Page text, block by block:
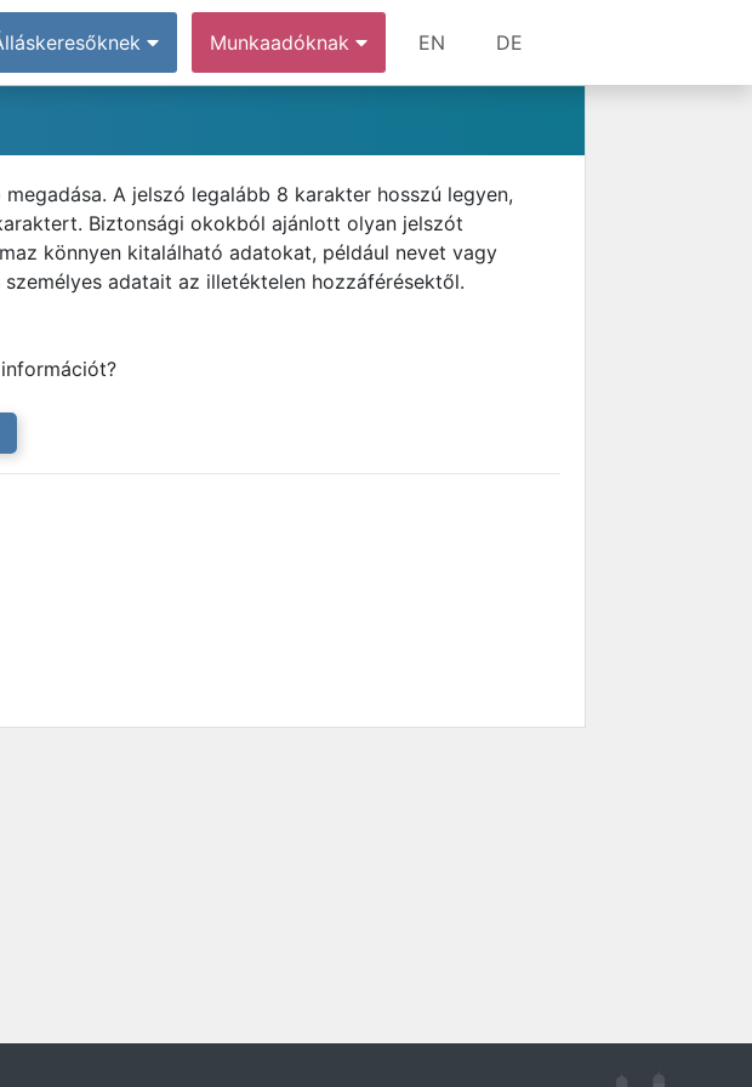
Munkaadóknak EN DE
A jelszó legalább 8 karakter hosszú legyen,
Biztonsági okokból ajánlott olyan jelszót
könnyen kitalálható adatokat, például nevet vagy
adatait az illetéktelen hozzáférésektől.